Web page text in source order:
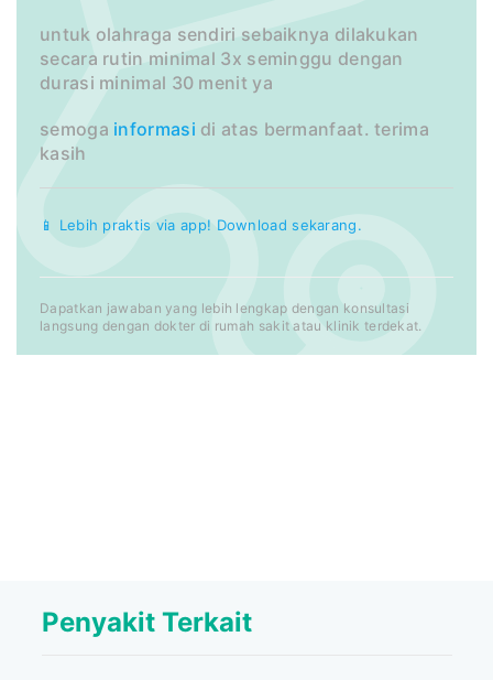
untuk olahraga sendiri sebaiknya dilakukan
secara rutin minimal 3x seminggu dengan
durasi minimal 30 menit ya
semoga informasi di atas bermanfaat. terima
kasih
📱 Lebih praktis via app! Download sekarang.
Dapatkan jawaban yang lebih lengkap dengan konsultasi
langsung dengan dokter di rumah sakit atau klinik terdekat.
Penyakit Terkait